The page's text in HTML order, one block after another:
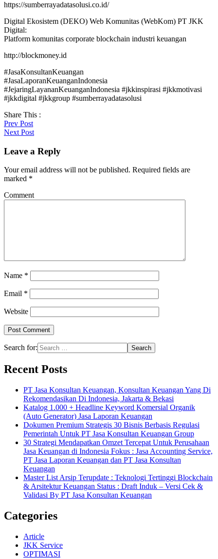
https://sumberrayadatasolusi.co.id/
Digital Ekosistem (DEKO) Web Komunitas (WebKom) PT JKK
Digital:
Platform komunitas corporate blockchain industri keuangan
http://blockmoney.id
#JasaKonsultanKeuangan
#JasaLaporanKeuanganIndonesia
#JejaringLayananKeuanganIndonesia #jkkinspirasi #jkkmotivasi
#jkkdigital #jkkgroup #sumberrayadatasolusi
Share This :
Prev Post
Next Post
Leave a Reply
Your email address will not be published. Required fields are
marked *
Comment
Name *
Email *
Website
Search for:
Recent Posts
PT Jasa Konsultan Keuangan, Konsultan Keuangan Yang Di
Rekomendasikan Di Indonesia, Jakarta & Bekasi
Katalog 1.000 + Headline Keyword Komersial Organik
(Auto Generator) Jasa Laporan Keuangan
Dokumen Premium Strategis 30 Bisnis Berbasis Regulasi
Pemerintah Untuk PT Jasa Konsultan Keuangan Group
30 Strategi Mendapatkan Omzet Tercepat Untuk Perusahaan
Jasa Keuangan di Indonesia Fokus : Jasa Accounting Service,
PT Jasa Laporan Keuangan dan PT Jasa Konsultan
Keuangan
Master List Arsip Terupdate : Teknologi Tertinggi Blockchain
& Arsitektur Keuangan Status : Draft Induk – Versi Cek &
Validasi By PT Jasa Konsultan Keuangan
Categories
Article
JKK Service
OPTIMASI